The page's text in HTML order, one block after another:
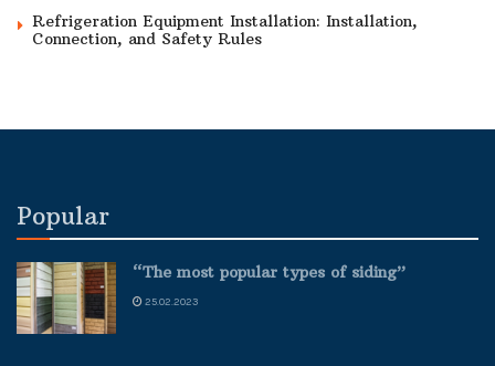
Refrigeration Equipment Installation: Installation,
Connection, and Safety Rules
Popular
“The most popular types of siding”
25.02.2023